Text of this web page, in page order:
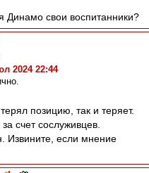
Динамо свои воспитанники?
2024 22:44
позицию, так и теряет.
счет сослуживцев.
Извините, если мнение